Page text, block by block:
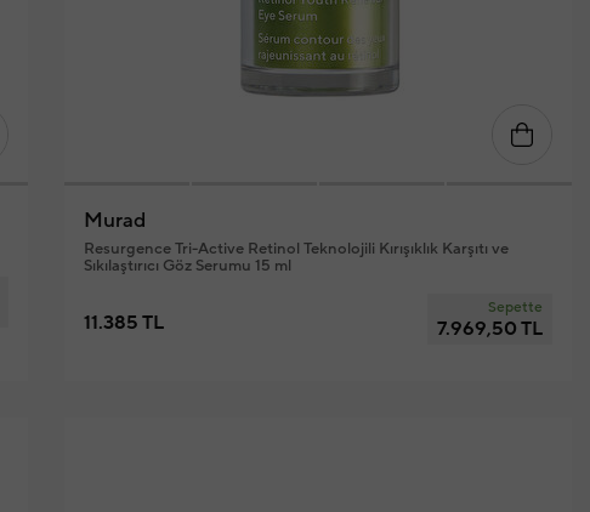
Murad
Resurgence Tri-Active Retinol Teknolojili Kırışıklık Karşıtı ve
Sıkılaştırıcı Göz Serumu 15 ml
11.385 TL
Sepette
7.969,50 TL